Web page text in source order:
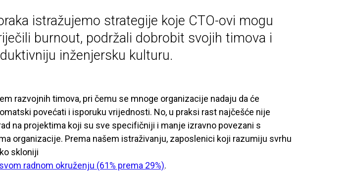
istražujemo strategije koje CTO-ovi mogu
burnout, podržali dobrobit svojih timova i
inženjersku kulturu.
razvojnih timova, pri čemu se mnoge organizacije nadaju da će
povećati i isporuku vrijednosti. No, u praksi rast najčešće nije
na projektima koji su sve specifičniji i manje izravno povezani s
organizacije. Prema našem istraživanju, zaposlenici koji razumiju svrhu
skloniji
radnom okruženju (61% prema 29%).